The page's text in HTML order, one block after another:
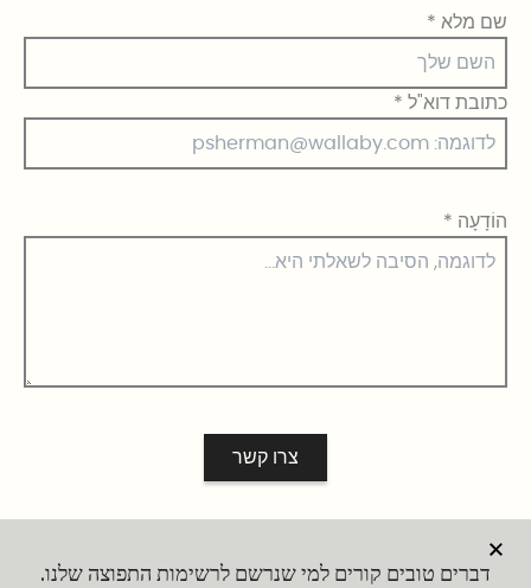
שם מלא *
כתובת דוא"ל *
הוֹדָעָה *
צרו קשר
דברים טובים קורים למי שנרשם לרשימות התפוצה שלנו.